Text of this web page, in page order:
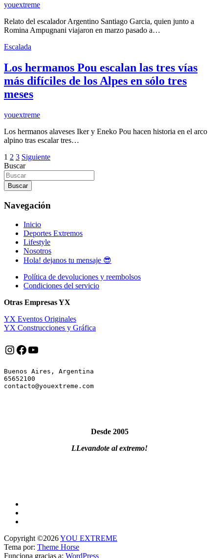
youextreme
Relato del escalador Argentino Santiago Garcia, quien junto a
Romina Ampugnani viajaron en marzo pasado a…
Escalada
Los hermanos Pou escalan las tres vías
más difíciles de los Alpes en sólo tres
meses
youextreme
Los hermanos alaveses Iker y Eneko Pou hacen historia en el arco
alpino tras escalar tres…
Paginación
de
entradas
1 2 3 Siguiente
Buscar
Buscar
Navegación
Inicio
Deportes Extremos
Lifestyle
Nosotros
Hola! dejanos tu mensaje 😎
Política de devoluciones y reembolsos
Condiciones del servicio
Otras Empresas YX
YX Eventos Originales
YX Construcciones y Gráfica
Instagram
Facebook
YouTube
Buenos Aires, Argentina
65652100
Desde 2005
LLevandote al extremo!
Copyright ©2026YOU EXTREME
Tema por: Theme Horse
Funciona gracias a: WordPress